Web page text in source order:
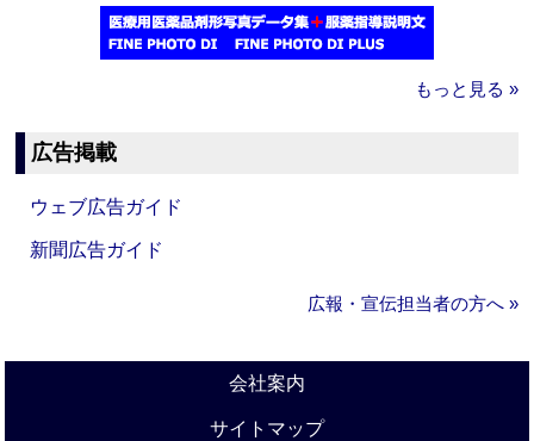
もっと見る »
広告掲載
ウェブ広告ガイド
新聞広告ガイド
広報・宣伝担当者の方へ »
会社案内
サイトマップ